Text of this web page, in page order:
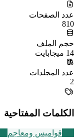
عدد الصفحات
810
حجم الملف
14 ميجابايت
عدد المجلدات
2
الكلمات المفتاحية
قواميس ومعاجم